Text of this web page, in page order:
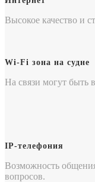
Высокое качество и
Wi-Fi зона на судне
На связи могут быть
IP-телефония
Возможность
вопросов.